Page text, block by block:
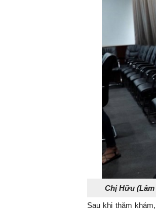
Chị Hữu
Sau khi thăm